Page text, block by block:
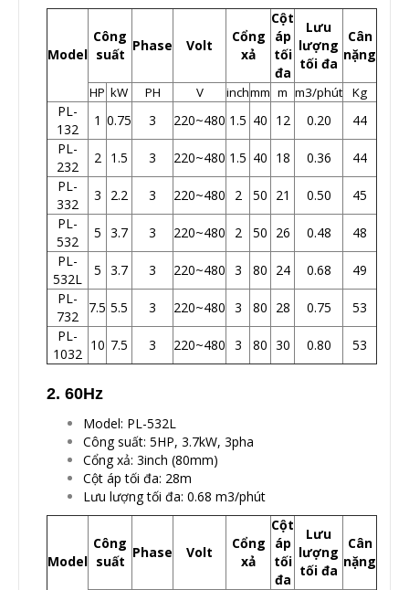
Model
Công
suất
Phase Volt
Cổng
xả
Cột
áp
tối
đa
Lưu
lượng
tối đa
Cân
nặng
HP kW PH V inchmm m m3/phút Kg
PL-
132
1 0.75 3 220~480 1.5 40 12 0.20
44
PL-
232
2 1.5 3 220~480 1.5 40 18 0.36
44
PL-
332
3 2.2 3 220~480 2 50 21 0.50
45
PL-
532
5 3.7 3 220~480 2 50 26 0.48
48
PL-
532L
5 3.7 3 220~480 3 80 24 0.68
49
PL-
732
7.5 5.5 3 220~480 3 80 28 0.75
53
PL-
1032
10 7.5 3 220~480 3 80 30 0.80 53
2. 60Hz
Model: PL-532L
Công suất: 5HP, 3.7kW, 3pha
Cổng xả: 3inch (80mm)
Cột áp tối đa: 28m
Lưu lượng tối đa: 0.68 m3/phút
Model
Công
suất
Phase Volt
Cổng
xả
Cột
áp
tối
đa
Lưu
lượng
tối đa
Cân
nặng